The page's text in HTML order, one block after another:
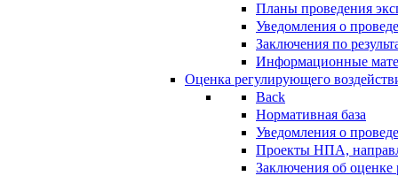
Планы проведения
Уведомления о
Заключения по
Информационные
Оценка регулирующего
Back
Нормативная база
Уведомления о
Проекты НПА,
Заключения об